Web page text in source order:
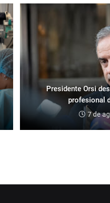
Presidente Orsi
profesional
7 de